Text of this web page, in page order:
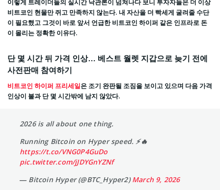
이렇게 트레이더들의 실시간 낙관론이 넘쳐나다 보니 투자자들은 더 이상
비트코인 현물만 쥐고 만족하지 않는다. 내 자산을 더 빡세게 굴려줄 수단
이 필요했고 그것이 바로 앞서 언급한 비트코인 하이퍼 같은 인프라로 돈
이 몰리는 정확한 이유다.
단 몇 시간 뒤 가격 인상… 베스트 월렛 지갑으로 늦기 전에
사전판매 참여하기
비트코인 하이퍼 프리세일은 조기 완판될 조짐을 보이고 있으며 다음 가격
인상이 불과 단 몇 시간밖에 남지 않았다.
2026 is all about one thing.
Running Bitcoin on Hyper speed. ⚡️🔥
https://t.co/VNG0P4GuDo
pic.twitter.com/jJDYGnYZNf
— Bitcoin Hyper (@BTC_Hyper2)March 9, 2026